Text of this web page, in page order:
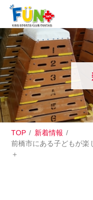
TOP
新着情報
前橋市にある子どもが楽
＋